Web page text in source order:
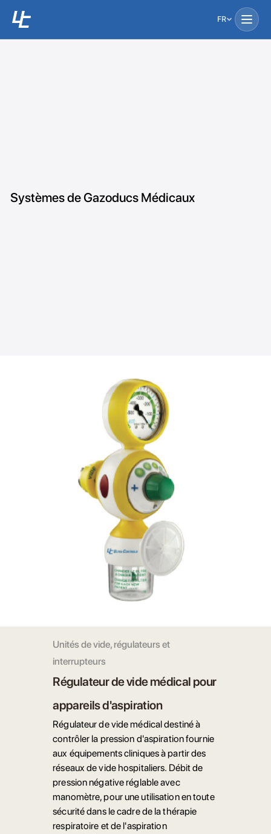
FR
Systèmes de Gazoducs Médicaux
Unités de vide, régulateurs et
interrupteurs
Régulateur de vide médical pour
appareils d'aspiration
Régulateur de vide médical destiné à
contrôler la pression d'aspiration fournie
aux équipements cliniques à partir des
réseaux de vide hospitaliers. Débit de
pression négative réglable avec
manomètre, pour une utilisation en toute
sécurité dans le cadre de la thérapie
respiratoire et de l'aspiration